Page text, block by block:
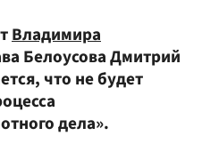
Владимира
Белоусова Дмитрий
что не будет
дела».